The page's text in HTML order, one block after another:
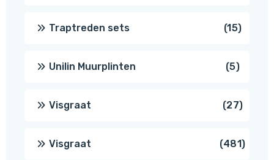
Traptreden sets 1515
Unilin Muurplinten 55
Visgraat 2727
Visgraat 481481